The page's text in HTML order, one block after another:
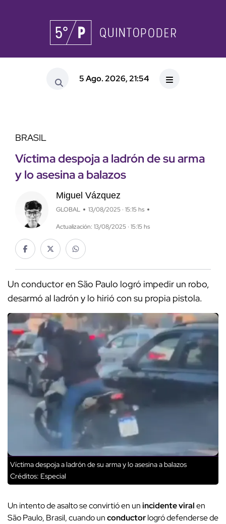
5 Ago. 2026, 21:54
BRASIL
Víctima despoja a ladrón de su arma
y lo asesina a balazos
Miguel Vázquez
GLOBAL 13/08/2025 · 15:15 hs
Actualización: 13/08/2025 · 15:15 hs
Un conductor en São Paulo logró impedir un robo,
desarmó al ladrón y lo hirió con su propia pistola.
Víctima despoja a ladrón de su arma y lo asesina a balazos
Créditos: Especial
Un intento de asalto se convirtió en unincidente viralen
São Paulo, Brasil, cuando unconductorlogró defenderse de